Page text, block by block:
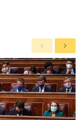
A
n
t
e
r
i
o
r
S
i
g
u
i
e
n
t